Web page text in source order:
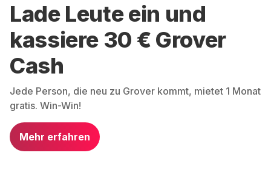
Lade Leute ein und
kassiere 30 € Grover
Cash
Jede Person, die neu zu Grover kommt, mietet 1 Monat
gratis. Win-Win!
Mehr erfahren